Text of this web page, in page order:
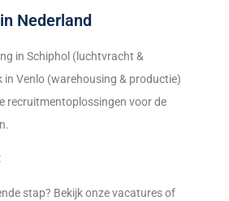
Nederland
in Schiphol (luchtvracht &
in Venlo (warehousing & productie)
recruitmentoplossingen voor de
stap? Bekijk onze vacatures of